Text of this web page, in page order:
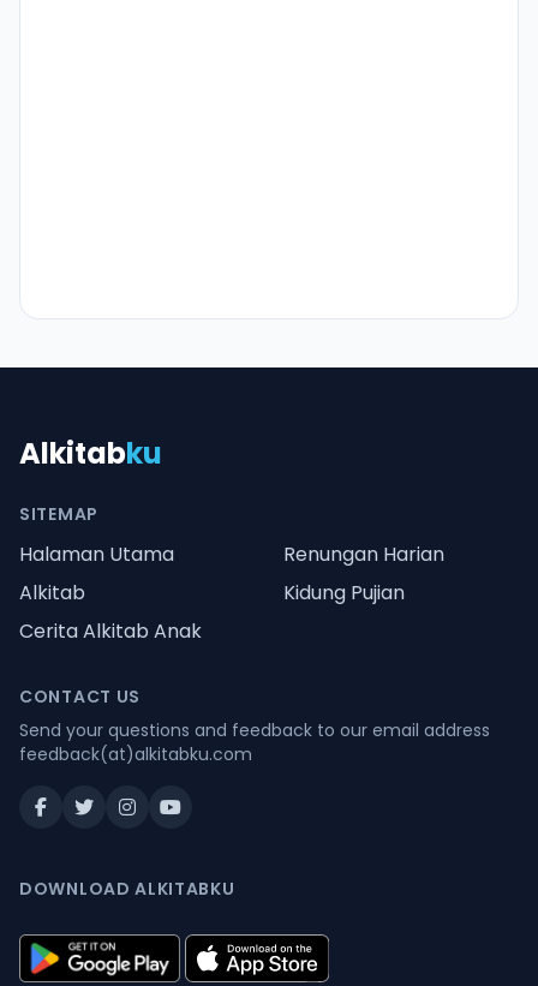
Alkitabku
SITEMAP
Halaman Utama
Renungan Harian
Alkitab
Kidung Pujian
Cerita Alkitab Anak
CONTACT US
Send your questions and feedback to our email address
feedback(at)alkitabku.com
DOWNLOAD ALKITABKU